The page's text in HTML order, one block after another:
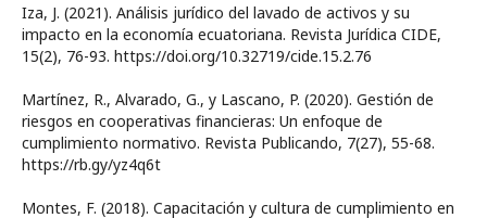
Iza, J. (2021). Análisis jurídico del lavado de activos y su
impacto en la economía ecuatoriana. Revista Jurídica CIDE,
15(2), 76-93. https://doi.org/10.32719/cide.15.2.76
Martínez, R., Alvarado, G., y Lascano, P. (2020). Gestión de
riesgos en cooperativas financieras: Un enfoque de
cumplimiento normativo. Revista Publicando, 7(27), 55-68.
https://rb.gy/yz4q6t
Montes, F. (2018). Capacitación y cultura de cumplimiento en